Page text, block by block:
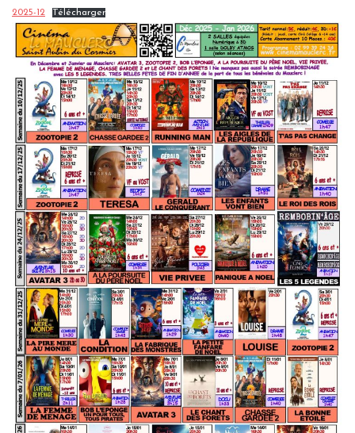
2025-12 Télécharger